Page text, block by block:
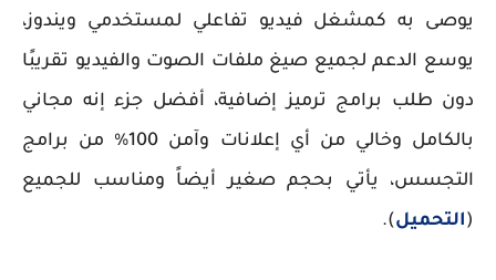
يوصى به كمشغل فيديو تفاعلي لمستخدمي ويندوز،
يوسع الدعم لجميع صيغ ملفات الصوت والفيديو تقريبًا
دون طلب برامج ترميز إضافية، أفضل جزء إنه مجاني
بالكامل وخالي من أي إعلانات وآمن 100% من برامج
التجسس، يأتي بحجم صغير أيضاً ومناسب للجميع
(التحميل).